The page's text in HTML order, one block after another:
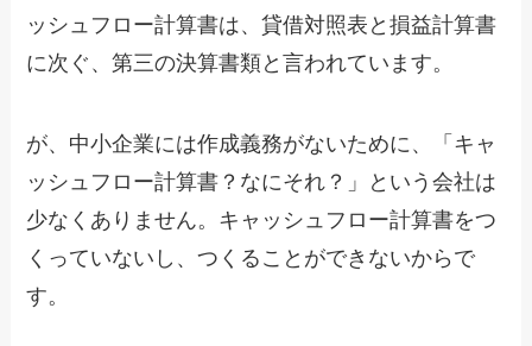
ッシュフロー計算書は、貸借対照表と損益計算書
に次ぐ、第三の決算書類と言われています。
が、中小企業には作成義務がないために、「キャ
ッシュフロー計算書？なにそれ？」という会社は
少なくありません。キャッシュフロー計算書をつ
くっていないし、つくることができないからで
す。